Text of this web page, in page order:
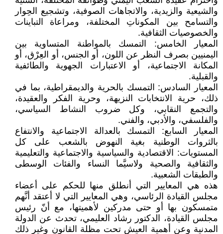
والشيعية والزيدية، والاتجاهات الصوفية، وتشجيع الحِوار
والتسامح بين المكوناتِ المختلفة، ومراعاة التباينات
والخصوصيات الثقافية.
المعيار الخامس: التمسك بالمواطنة المتساوية بين
اليمنيين بصرف النظر عن اللون، أو الجنس، أو العِرْق، أو
المكانة الاجتماعية، أو الاعتبارات الجهوية والطائفية
والقبلية.
المعيار السادس: التمسك بالحرية والديمقراطية، بما في
ذلك، حرية الانتخابات النزيهة، وحرية الفكر والعقيدة،
والتجمع النقابي، وكل ضروب النشاط السياسي،
والفلسفي، والأدبي، والفني.
المعيار السابع: التمسك بالعدالة الاجتماعية والانتفاع
بالثروات الوطنية بغية النهوض بالشعب على كل
المستويات: الاقتصادية والسياسية والاجتماعية والتعليمية
والثقافية والصحية ولاسيَّما النساء والفئات الوسطى
والطبقات الشعبية.
هذه هي المعايير التي أنطلق منها للحكم على أعضاء
مجلس القيادة الرئاسي، وهي المعايير التي لا أعتقد أنَّهم
متمسكون بها أو حتى مدركين لأهميتها، مع أنّ رئيس
مجلس القيادة، الدكتور رشاد العليمي، تحدث عن الدولة
المدنية وعن أهمية العيش تحت مظلة القانون وغير ذلك